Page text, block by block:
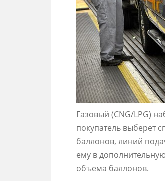
Газовый (CNG/LPG)
покупатель выберет
баллонов, линий
ему в
объема баллонов.